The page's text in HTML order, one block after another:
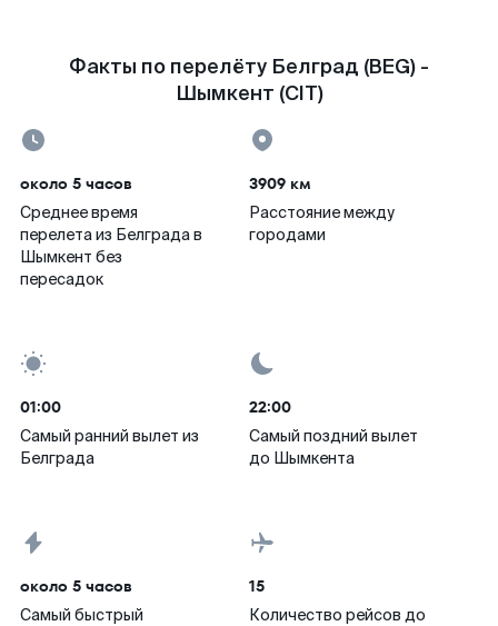
Факты по перелёту Белград (BEG) -
Шымкент (CIT)
около 5 часов
Среднее время
перелета из Белграда в
Шымкент без
пересадок
3909 км
Расстояние между
городами
01:00
Самый ранний вылет из
Белграда
22:00
Самый поздний вылет
до Шымкента
около 5 часов
Самый быстрый
15
Количество рейсов до